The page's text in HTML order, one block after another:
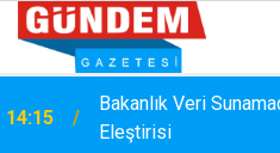
14:15
Bakanlık Veri
Eleştirisi